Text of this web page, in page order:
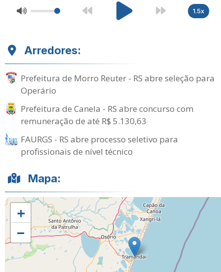
1.5x
Arredores:
Prefeitura de Morro Reuter - RS abre seleção para
Operário
Prefeitura de Canela - RS abre concurso com
remuneração de até R$ 5.130,63
FAURGS - RS abre processo seletivo para
profissionais de nível técnico
Mapa:
+
−